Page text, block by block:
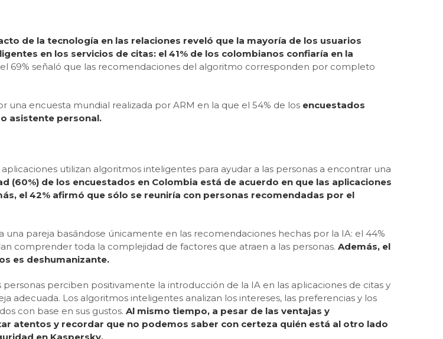
de la tecnología en las relaciones reveló que la mayoría de los usuarios
en los servicios de citas: el 41% de los colombianos confiaría en la
69% señaló que las recomendaciones del algoritmo corresponden por completo
una encuesta mundial realizada por ARM en la que el 54% de los encuestados
asistente personal.
utilizan algoritmos inteligentes para ayudar a las personas a encontrar una
(60%) de los encuestados en Colombia está de acuerdo en que las aplicaciones
el 42% afirmó que sólo se reuniría con personas recomendadas por el
pareja basándose únicamente en las recomendaciones hechas por la IA: el 44%
comprender toda la complejidad de factores que atraen a las personas. Además, el
es deshumanizante.
perciben positivamente la introducción de la IA en las aplicaciones de citas y
adecuada. Los algoritmos inteligentes analizan los intereses, las preferencias y los
con base en sus gustos. Al mismo tiempo, a pesar de las ventajas y
atentos y recordar que no podemos saber con certeza quién está al otro lado